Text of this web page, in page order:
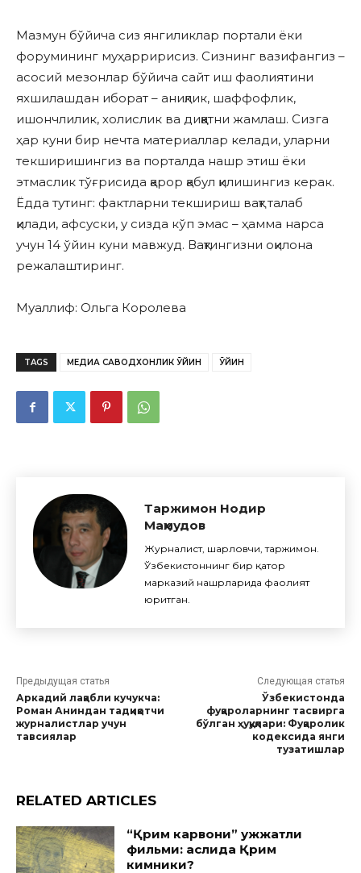
Мазмун бўйича сиз янгиликлар портали ёки
форумининг муҳарририсиз. Сизнинг вазифангиз –
асосий мезонлар бўйича сайт иш фаолиятини
яхшилашдан иборат – аниқлик, шаффофлик,
ишончлилик, холислик ва диққатни жамлаш. Сизга
ҳар куни бир нечта материаллар келади, уларни
текширишингиз ва порталда нашр этиш ёки
этмаслик тўғрисида қарор қабул қилишингиз керак.
Ёдда тутинг: фактларни текшириш вақт талаб
қилади, афсуски, у сизда кўп эмас – ҳамма нарса
учун 14 ўйин куни мавжуд. Вақтингизни оқилона
режалаштиринг.
Муаллиф: Ольга Королева
TAGS МЕДИА САВОДХОНЛИК ЎЙИН ЎЙИН
Таржимон Нодир
Маҳмудов
Журналист, шарҳловчи, таржимон.
Ўзбекистоннинг бир қатор
марказий нашрларида фаолият
юритган.
Предыдущая статья
Аркадий лақабли кучукча:
Роман Аниндан тадқиқотчи
журналистлар учун
тавсиялар
Следующая статья
Ўзбекистонда
фуқароларнинг тасвирга
бўлган ҳуқуқлари: Фуқаролик
кодексида янги
тузатишлар
RELATED ARTICLES
“Қрим карвони” ҳужжатли
фильми: аслида Қрим
кимники?